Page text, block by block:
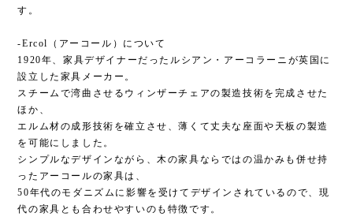
す。
-Ercol（アーコール）について
1920年、家具デザイナーだったルシアン・アーコラーニが英国に
設立した家具メーカー。
スチームで湾曲させるウィンザーチェアの製造技術を完成させた
ほか、
エルム材の成形技術を確立させ、薄くて丈夫な座面や天板の製造
を可能にしました。
シンプルなデザインながら、木の家具ならではの温かみも併せ持
ったアーコールの家具は、
50年代のモダニズムに影響を受けてデザインされているので、現
代の家具とも合わせやすいのも特徴です。